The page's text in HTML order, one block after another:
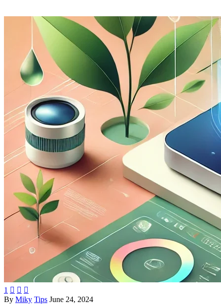
1   
By Miky Tips June 24, 2024